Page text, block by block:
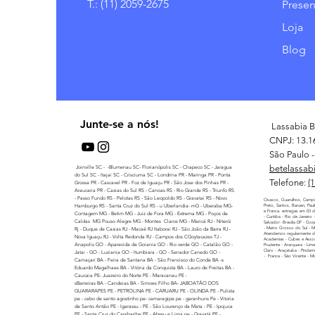
T.: (11) 2059-2675
Loja
Blog
Junte-se a nós!
Joinville SC - -Blumenau SC- Florianópolis SC - Chapeco SC - Jaragua
do Sul SC - Itajai SC - Crisciuma SC - Londrina PR - Maringa PR - Ponta
Grossa PR - Cascavel PR - Foz de Iguaçu PR - São Jose dos Pinhas PR -
Araucaria PR - Caxias do Sul RS - Canoas RS - Rio Grande RS - Triunfo RS
- Passo Fundo RS - Pelotas RS - São Leopoldo RS - Gravatai RS - Novo
Hamburgo RS - Santa Cruz do Sul RS - u Uberlandia- mG - Uberaba MG-
Contagem MG - Betim MG - Juiz de Fora MG - Extrema MG - Poços de
Caldas MG Pouso Alegre MG - Montes Claros MG - Maricá RJ - Niterói
Rj - Duque de Caxias RJ - Macaé RJ Itaborai RJ - São Joâo da Barra RJ -
Nova Iguaçu RJ - Volta Redonda RJ - Campos dos CGoytacazes TJ -
Anapolis GO - Aparecida de Goiania GO - Rio verde GO - Catalão GO -
Jatai - GO - Luziania GO - Itumbiara - GO - Senador Canedo GO -
Camaçari BA - Feira de Santana BA - São Francisco do Conde BA -s
Eduardo Magalhaes BA - Vitória da Conquista BA - Lauro de Freitas BA -
Caucaia PE- Juazeiro do Norte PE - Maracanau PE -
sBarreiras BA - Candeias BA - Simoes Filho BA- JABOATÃO DOS
GUARARAPES PE - PETROLINA PE - CARUARU PE - OLINDA PE - Pulista
pe - cabo de santo agostinho pe- camaragipe pe - garanhuns Pe - Vitoria
de Santo Antão PE - Igarassu - PE - São Lourenço da Mata - PE - Ipojuca
PE - Santa Cruz do Capibaribe PE - Abreu e Lima pe - Gravatá PE -
Lassabia
CNPJ:
São Paulo
Telefone:
Osasco, Guarulhos,
Preto, Santos, Barueri,
e Franca. entregas em 03
- Curitiba - Rio de Janeiro
Salvador- Brasilia DF -
- Matro Grosso do Sul -
Atendemos regularmente
Academias - Cubes e
Prudente - Ararquara -
Claro - Araçatuba -
- Franca - São Vicente -